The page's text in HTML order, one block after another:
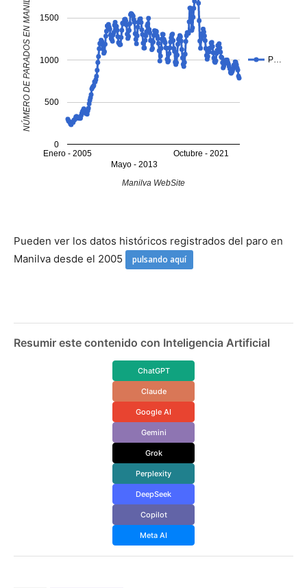
P…
Enero - 2005
Mayo - 2013
Octubre - 2021
0
500
1000
1500
Manilva WebSite
NÚMERO DE PARADOS EN MANILVA
Pueden ver los datos históricos registrados del paro en
Manilva desde el 2005
pulsando aquí
Resumir este contenido con Inteligencia Artificial
ChatGPT
Claude
Google AI
Gemini
Grok
Perplexity
DeepSeek
Copilot
Meta AI